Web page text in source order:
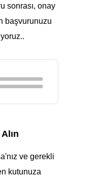
sonrası, onay
başvurunuzu
ve gerekli
kutunuza